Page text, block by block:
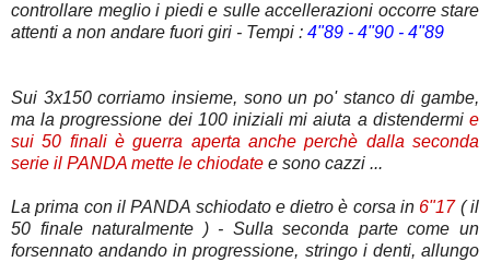
controllare meglio i piedi e sulle accellerazioni occorre stare
attenti a non andare fuori giri - Tempi : 4"89 - 4"90 - 4"89
Sui 3x150 corriamo insieme, sono un po' stanco di gambe,
ma la progressione dei 100 iniziali mi aiuta a distendermi e
sui 50 finali è guerra aperta anche perchè dalla seconda
serie il PANDA mette le chiodate e sono cazzi ...
La prima con il PANDA schiodato e dietro è corsa in 6"17( il
50 finale naturalmente ) - Sulla seconda parte come un
forsennato andando in progressione, stringo i denti, allungo